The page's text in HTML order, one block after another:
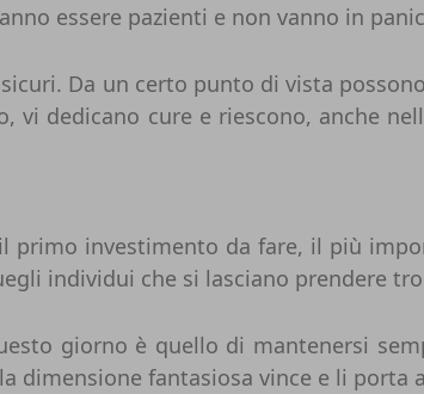
essere pazienti e non vanno in
Da un certo punto di vista
dedicano cure e riescono, anche
investimento da fare, il più
individui che si lasciano prendere
giorno è quello di mantenersi
fantasiosa vince e li porta